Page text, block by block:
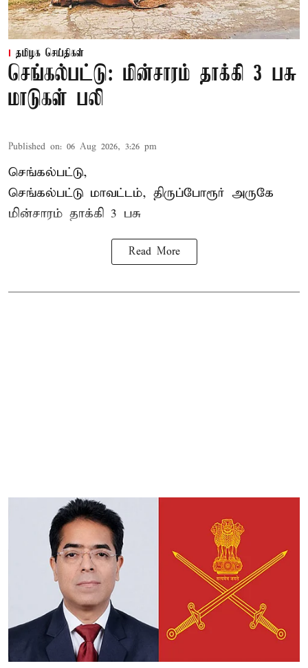
தமிழக செய்திகள்
செங்கல்பட்டு: மின்சாரம் தாக்கி 3 பசு
மாடுகள் பலி
Published on: 06 Aug 2026, 3:26 pm
செங்கல்பட்டு,
செங்கல்பட்டு மாவட்டம், திருப்போரூர் அருகே
மின்சாரம் தாக்கி 3 பசு
Read More